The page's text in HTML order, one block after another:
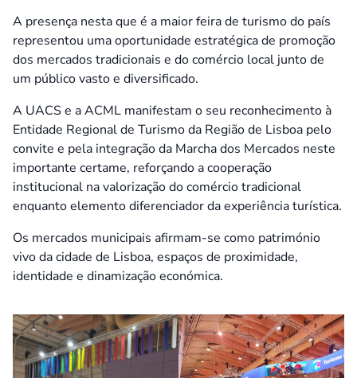
A presença nesta que é a maior feira de turismo do país
representou uma oportunidade estratégica de promoção
dos mercados tradicionais e do comércio local junto de
um público vasto e diversificado.
A UACS e a ACML manifestam o seu reconhecimento à
Entidade Regional de Turismo da Região de Lisboa pelo
convite e pela integração da Marcha dos Mercados neste
importante certame, reforçando a cooperação
institucional na valorização do comércio tradicional
enquanto elemento diferenciador da experiência turística.
Os mercados municipais afirmam-se como património
vivo da cidade de Lisboa, espaços de proximidade,
identidade e dinamização económica.